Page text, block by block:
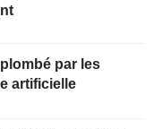
par les
artificielle